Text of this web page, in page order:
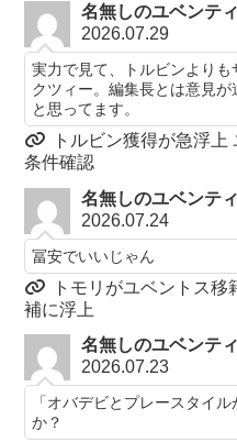
名無しのユベンテ
2026.07.29
実力で見て、トルビンより
クツィー。編集長とは意見
と思ってます。
トルビン獲得が急浮
条件確認
名無しのユベンテ
2026.07.24
冨安でいいじゃん
トモリがユベントス
補に浮上
名無しのユベンテ
2026.07.23
「オバデビとプレースタイ
か？